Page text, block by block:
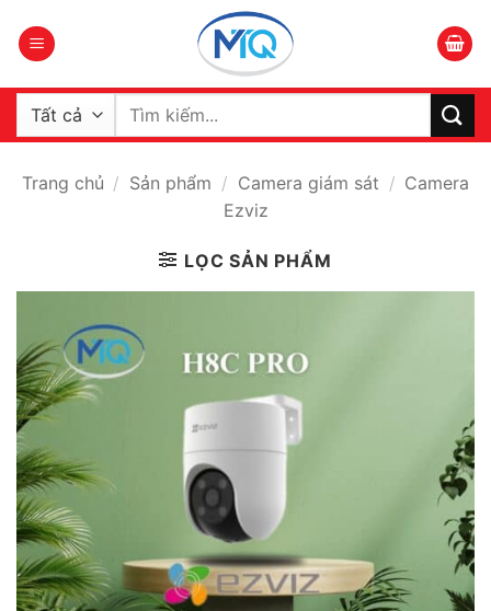
qua
dung
Tìm
Trang chủ / Sản phẩm / Camera giám sát / Camera
Ezviz
LỌC SẢN PHẨM